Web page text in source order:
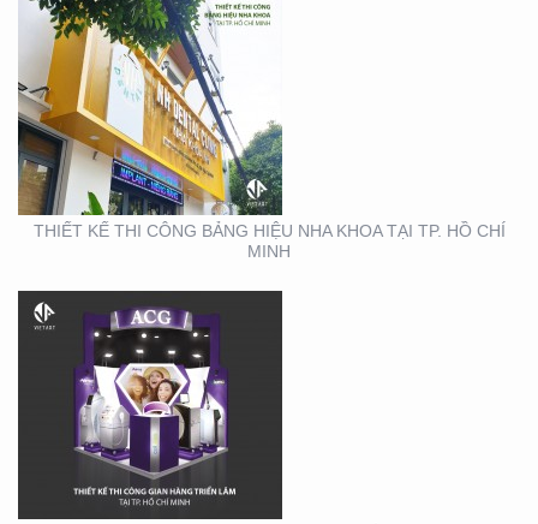
THIẾT KẾ THI CÔNG BẢNG HIỆU NHA KHOA TẠI TP. HỒ CHÍ
MINH
THIẾT KẾ THI CÔNG
GIAN HÀNG ACG –
TRIỂN LÃM NHA KHOA
THIẾT KẾ THI CÔNG
GIAN HÀNG REAL EMS
TẠI TTTM